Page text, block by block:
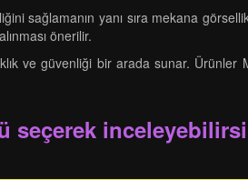
sağlamanın yanı sıra mekana
önerilir.
ve güvenliği bir arada sunar. Ürünler
seçerek